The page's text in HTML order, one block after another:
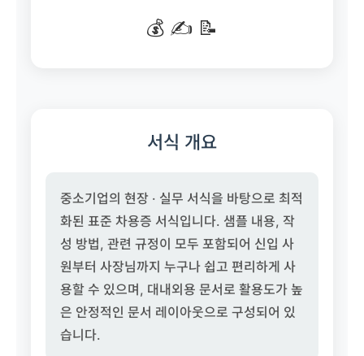
💰 ✍️ 📝
서식 개요
중소기업의 현장 · 실무 서식을 바탕으로 최적
화된 표준 차용증 서식입니다. 샘플 내용, 작
성 방법, 관련 규정이 모두 포함되어 신입 사
원부터 사장님까지 누구나 쉽고 편리하게 사
용할 수 있으며, 대내외용 문서로 활용도가 높
은 안정적인 문서 레이아웃으로 구성되어 있
습니다.